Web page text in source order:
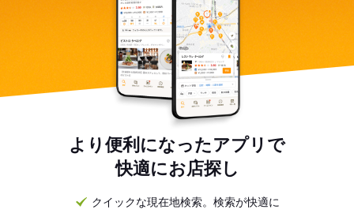
より便利になったアプリで
快適にお店探し
クイックな現在地検索。検索が快適に